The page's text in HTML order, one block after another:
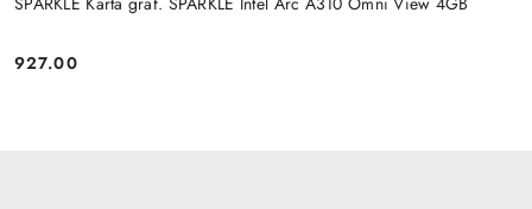
Cena:
927.00